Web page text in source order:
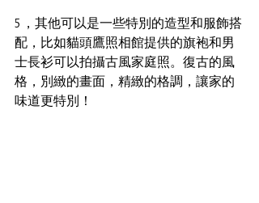
5，其他可以是一些特別的造型和服飾搭
配，比如貓頭鷹照相館提供的旗袍和男
士長衫可以拍攝古風家庭照。復古的風
格，別緻的畫面，精緻的格調，讓家的
味道更特別！